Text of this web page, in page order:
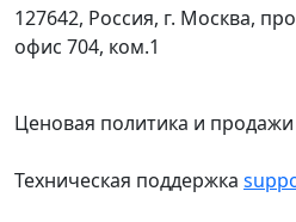
127642, Россия, г. Москва,
офис 704, ком.1
Ценовая политика и продажи
Техническая поддержка